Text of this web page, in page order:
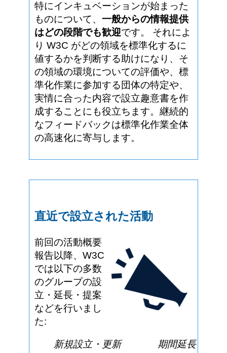
特にインキュベーションが始まった
ものについて、 一般からの情報提供
はどの段階でも歓迎です。 それによ
り W3C がどの領域を標準化するに
値するかを判断する助けになり、そ
の領域の環境についての評価や、標
準化作業に参加する団体の特定や、
実情に合った内容で設立趣意書を作
成することにも役立ちます。継続的
なフィードバックは標準化作業全体
の高速化に寄与します。
直近で設立された活動
前回の活動概要
報告以降、W3C
では以下の多数
のグループの設
立・延長・提案
などを行いまし
た:
新規設立・更新 期間延長